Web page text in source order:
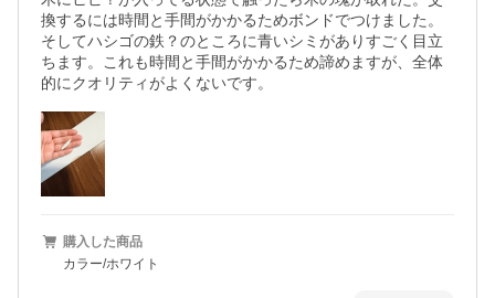
換するには時間と手間がかかるためボンドでつけました。
そしてハシゴの鉄？のところに青いシミがありすごく目立
ちます。これも時間と手間がかかるため諦めますが、全体
的にクオリティがよくないです。
購入した商品
カラー/ホワイト